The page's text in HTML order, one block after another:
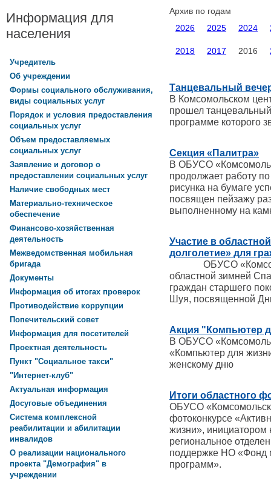
Архив по годам
2026
2025 2024
2018 2017 2016
Танцевальный
В Комсомольском
прошел
программе которого
Секция «Палитра»
В ОБУСО
продолжает работу
рисунка на бумаге
посвящен пейзажу
выполненному на
Участие в
долголетие» для
ОБУСО
областной зимней
граждан старшего
Шуя, посвященной
Акция "Компьютер
В ОБУСО
«Компьютер для
женскому дню
Итоги областного
ОБУСО
фотоконкурсе
жизни», инициатором
региональное
поддержке НО «Фонд
программ».
Информация для
населения
Учредитель
Об учреждении
Формы социального обслуживания,
виды социальных услуг
Порядок и условия предоставления
социальных услуг
Объем предоставляемых
социальных услуг
Заявление и договор о
предоставлении социальных услуг
Наличие свободных мест
Материально-техническое
обеспечение
Финансово-хозяйственная
деятельность
Межведомственная мобильная
бригада
Документы
Информация об итогах проверок
Противодействие коррупции
Попечительский совет
Информация для посетителей
Проектная деятельность
Пункт "Социальное такси"
"Интернет-клуб"
Актуальная информация
Досуговые объединения
Система комплексной
реабилитации и абилитации
инвалидов
О реализации национального
проекта "Демография" в
учреждении